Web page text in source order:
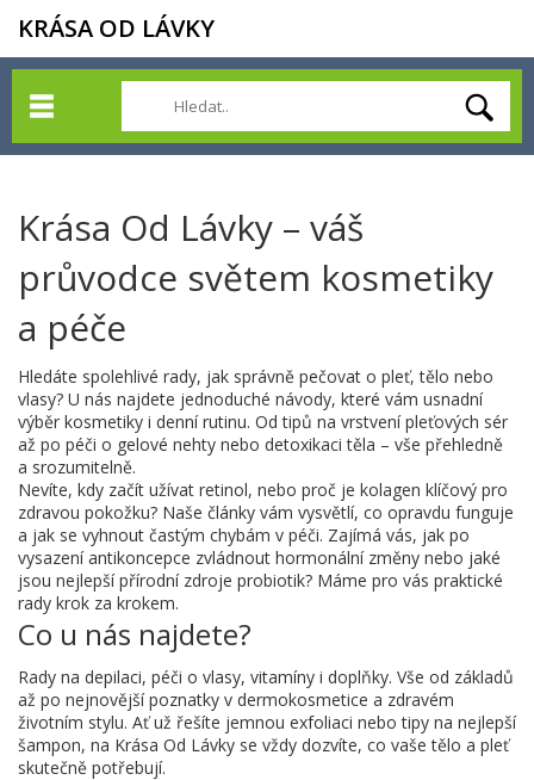
KRÁSA OD LÁVKY
Krása Od Lávky – váš
průvodce světem kosmetiky
a péče
Hledáte spolehlivé rady, jak správně pečovat o pleť, tělo nebo
vlasy? U nás najdete jednoduché návody, které vám usnadní
výběr kosmetiky i denní rutinu. Od tipů na vrstvení pleťových sér
až po péči o gelové nehty nebo detoxikaci těla – vše přehledně
a srozumitelně.
Nevíte, kdy začít užívat retinol, nebo proč je kolagen klíčový pro
zdravou pokožku? Naše články vám vysvětlí, co opravdu funguje
a jak se vyhnout častým chybám v péči. Zajímá vás, jak po
vysazení antikoncepce zvládnout hormonální změny nebo jaké
jsou nejlepší přírodní zdroje probiotik? Máme pro vás praktické
rady krok za krokem.
Co u nás najdete?
Rady na depilaci, péči o vlasy, vitamíny i doplňky. Vše od základů
až po nejnovější poznatky v dermokosmetice a zdravém
životním stylu. Ať už řešíte jemnou exfoliaci nebo tipy na nejlepší
šampon, na Krása Od Lávky se vždy dozvíte, co vaše tělo a pleť
skutečně potřebují.